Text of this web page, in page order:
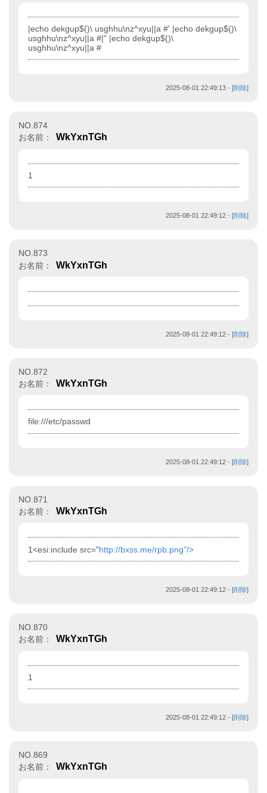
|echo dekgup$()\ usghhu\nz^xyu||a #' |echo dekgup$()\
usghhu\nz^xyu||a #|" |echo dekgup$()\
usghhu\nz^xyu||a #
2025-08-01 22:49:13 - [削除]
NO.874
お名前：
WkYxnTGh
1
2025-08-01 22:49:12 - [削除]
NO.873
お名前：
WkYxnTGh
2025-08-01 22:49:12 - [削除]
NO.872
お名前：
WkYxnTGh
file:///etc/passwd
2025-08-01 22:49:12 - [削除]
NO.871
お名前：
WkYxnTGh
1<esi:include src="http://bxss.me/rpb.png"/>
2025-08-01 22:49:12 - [削除]
NO.870
お名前：
WkYxnTGh
1
2025-08-01 22:49:12 - [削除]
NO.869
お名前：
WkYxnTGh